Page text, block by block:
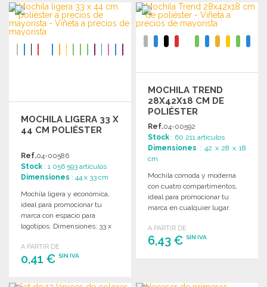
Solicitar un presupuesto PEDIR
Solicitar un presupuesto
MOCHILA LIGERA 33 X
44 CM POLIÉSTER
Ref.04-00586
Stock : 1 056 593 artículos
Dimensiones : 44 x 33 cm
Mochila ligera y económica,
ideal para promocionar tu
marca con espacio para
logotipos. Dimensiones: 33 x
A PARTIR DE
0,41 € SIN IVA
MOCHILA TREND
28X42X18 CM DE
POLIÉSTER
Ref.04-00592
Stock : 60 211 artículos
Dimensiones : 42 x 28 x 18
cm
Mochila cómoda y moderna
con cuatro compartimentos,
ideal para promocionar tu
marca en cualquier lugar.
A PARTIR DE
6,43 €SIN IVA
Solicitar un presupuesto